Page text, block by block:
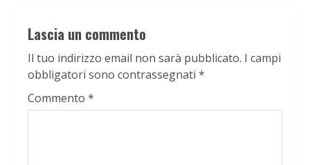
Lascia un commento
Il tuo indirizzo email non sarà pubblicato. I campi
obbligatori sono contrassegnati *
Commento *